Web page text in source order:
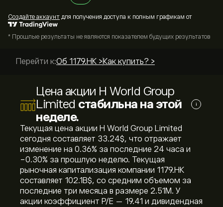
Cоздайте аккаунт для получения доступа к полным графикам от
* Прошлые результаты не являются показателем будущих результатов
Перейти к:Об 1179.HK > Как купить? >
Цена акции H World Group
Limited стабильна на этой
неделе.
i
Текущая цена акции H World Group Limited
сегодня составляет 33.24‎$‎, что отражает
изменение на ‎0.36‎% за последние 24 часа и
‎-0.30‎% за прошлую неделю. Текущая
рыночная капитализация компании 1179.HK
составляет 102.1B‎$‎, со средним объемом за
последние три месяца в размере 2.51M. У
акции коэффициент P/E — 19.41 и дивидендная